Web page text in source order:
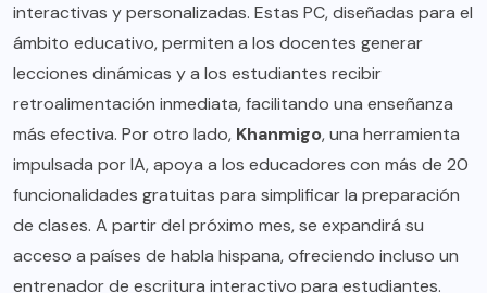
interactivas y personalizadas. Estas PC, diseñadas para el
ámbito educativo, permiten a los docentes generar
lecciones dinámicas y a los estudiantes recibir
retroalimentación inmediata, facilitando una enseñanza
más efectiva. Por otro lado, Khanmigo, una herramienta
impulsada por IA, apoya a los educadores con más de 20
funcionalidades gratuitas para simplificar la preparación
de clases. A partir del próximo mes, se expandirá su
acceso a países de habla hispana, ofreciendo incluso un
entrenador de escritura interactivo para estudiantes.